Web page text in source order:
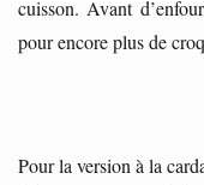
cuisson. Avant
pour encore plus de
Pour la version à la